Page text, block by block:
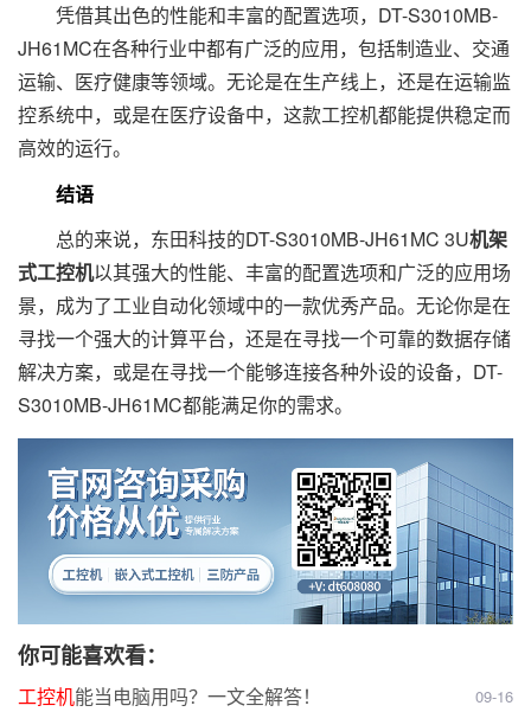
凭借其出色的性能和丰富的配置选项，DT-S3010MB-
JH61MC在各种行业中都有广泛的应用，包括制造业、交通
运输、医疗健康等领域。无论是在生产线上，还是在运输监
控系统中，或是在医疗设备中，这款工控机都能提供稳定而
高效的运行。
结语
总的来说，东田科技的DT-S3010MB-JH61MC 3U机架
式工控机以其强大的性能、丰富的配置选项和广泛的应用场
景，成为了工业自动化领域中的一款优秀产品。无论你是在
寻找一个强大的计算平台，还是在寻找一个可靠的数据存储
解决方案，或是在寻找一个能够连接各种外设的设备，DT-
S3010MB-JH61MC都能满足你的需求。
你可能喜欢看：
工控机能当电脑用吗？一文全解答！ 09-16